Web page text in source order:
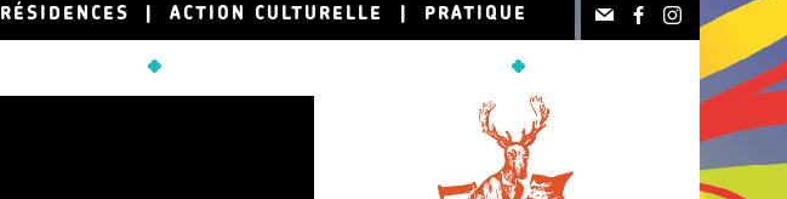
RÉSIDENCES ACTION CULTURELLE PRATIQUE